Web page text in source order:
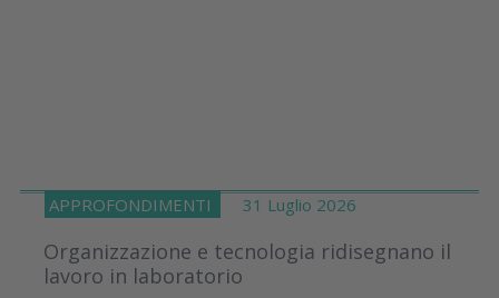
APPROFONDIMENTI 31 Luglio 2026
Organizzazione e tecnologia ridisegnano il
lavoro in laboratorio